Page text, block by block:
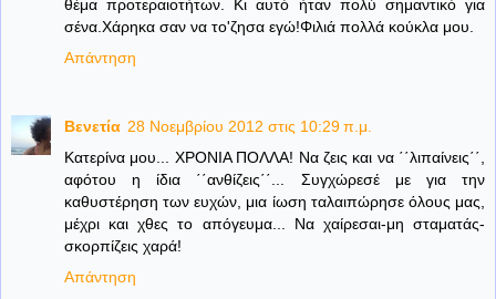
θέμα προτεραιοτήτων. Κι αυτό ήταν πολύ σημαντικό για
σένα.Χάρηκα σαν να το'ζησα εγώ!Φιλιά πολλά κούκλα μου.
Απάντηση
Βενετία 28 Νοεμβρίου 2012 στις 10:29 π.μ.
Κατερίνα μου... ΧΡΟΝΙΑ ΠΟΛΛΑ! Να ζεις και να ΄΄λιπαίνεις΄΄,
αφότου η ίδια ΄΄ανθίζεις΄΄... Συγχώρεσέ με για την
καθυστέρηση των ευχών, μια ίωση ταλαιπώρησε όλους μας,
μέχρι και χθες το απόγευμα... Να χαίρεσαι-μη σταματάς-
σκορπίζεις χαρά!
Απάντηση